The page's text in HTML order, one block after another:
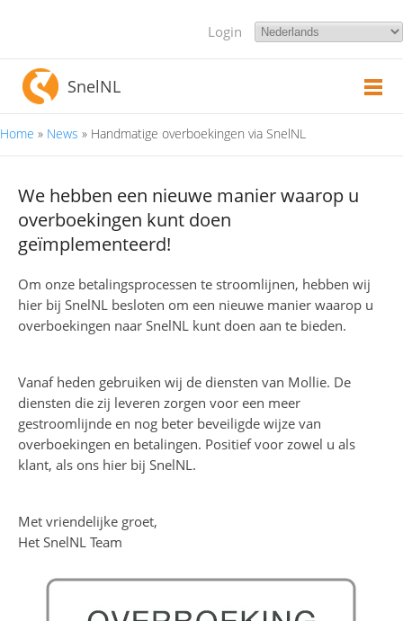
Login
SnelNL
U bent hier
Home » News » Handmatige overboekingen via SnelNL
We hebben een nieuwe manier waarop u
overboekingen kunt doen
geïmplementeerd!
Om onze betalingsprocessen te stroomlijnen, hebben wij
hier bij SnelNL besloten om een nieuwe manier waarop u
overboekingen naar SnelNL kunt doen aan te bieden.
Vanaf heden gebruiken wij de diensten van Mollie. De
diensten die zij leveren zorgen voor een meer
gestroomlijnde en nog beter beveiligde wijze van
overboekingen en betalingen. Positief voor zowel u als
klant, als ons hier bij SnelNL.
Met vriendelijke groet,
Het SnelNL Team